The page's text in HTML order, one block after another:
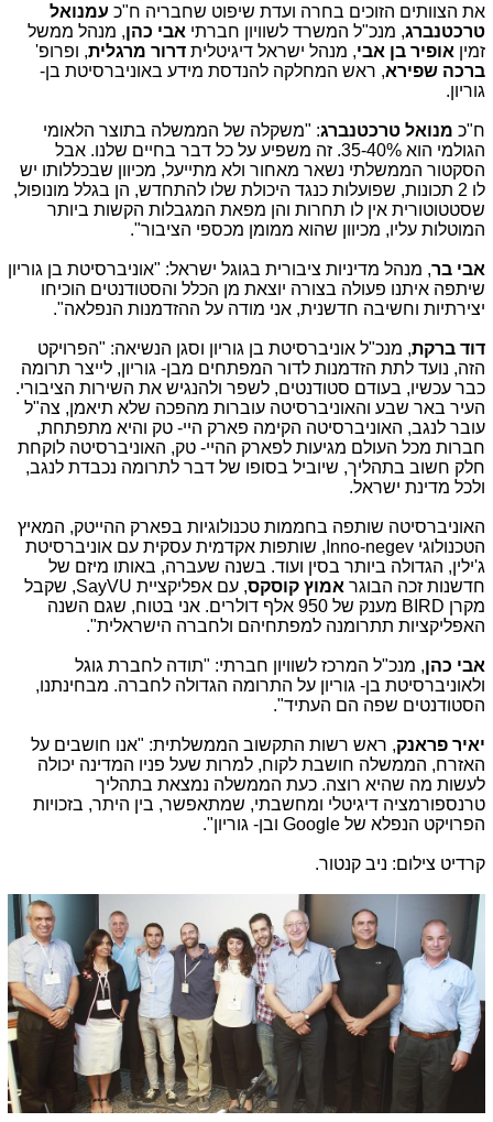
את הצוותים הזוכים בחרה ועדת שיפוט שחבריה ח"כ עמנואל
טרכטנברג, מנכ"ל המשרד לשוויון חברתי אבי כהן, מנהל ממשל
זמין אופיר בן אבי, מנהל ישראל דיגיטלית דרור מרגלית, ופרופ'
ברכה שפירא, ראש המחלקה להנדסת מידע באוניברסיטת בן-
גוריון.
ח"כ מנואל טרכטנברג: "משקלה של הממשלה בתוצר הלאומי
הגולמי הוא 35-40%. זה משפיע על כל דבר בחיים שלנו. אבל
הסקטור הממשלתי נשאר מאחור ולא מתייעל, מכיוון שבכללותו יש
לו 2 תכונות, שפועלות כנגד היכולת שלו להתחדש, הן בגלל מונופול,
שסטטוטורית אין לו תחרות והן מפאת המגבלות הקשות ביותר
המוטלות עליו, מכיוון שהוא ממומן מכספי הציבור".
אבי בר, מנהל מדיניות ציבורית בגוגל ישראל: "אוניברסיטת בן גוריון
שיתפה איתנו פעולה בצורה יוצאת מן הכלל והסטודנטים הוכיחו
יצירתיות וחשיבה חדשנית, אני מודה על ההזדמנות הנפלאה".
דוד ברקת, מנכ"ל אוניברסיטת בן גוריון וסגן הנשיאה: "הפרויקט
הזה, נועד לתת הזדמנות לדור המפתחים מבן- גוריון, לייצר תרומה
כבר עכשיו, בעודם סטודנטים, לשפר ולהנגיש את השירות הציבורי.
העיר באר שבע והאוניברסיטה עוברות מהפכה שלא תיאמן, צה"ל
עובר לנגב, האוניברסיטה הקימה פארק היי- טק והיא מתפתחת,
חברות מכל העולם מגיעות לפארק ההיי- טק, האוניברסיטה לוקחת
חלק חשוב בתהליך, שיוביל בסופו של דבר לתרומה נכבדת לנגב,
ולכל מדינת ישראל.
האוניברסיטה שותפה בחממות טכנולוגיות בפארק ההייטק, המאיץ
הטכנולוגי Inno-negev , שותפות אקדמית עסקית עם אוניברסיטת
ג'ילין, הגדולה ביותר בסין ועוד. בשנה שעברה, באותו מיזם של
חדשנות זכה הבוגר אמוץ קוסקס, עם אפליקציית SayVU, שקבל
מקרן BIRD
מענק של 950 אלף דולרים. אני בטוח, שגם השנה
האפליקציות תתרומנה למפתחיהם ולחברה הישראלית".
אבי כהן, מנכ"ל המרכז לשוויון חברתי: "תודה לחברת גוגל
ולאוניברסיטת בן- גוריון על התרומה הגדולה לחברה. מבחינתנו,
הסטודנטים שפה הם העתיד".
יאיר פראנק, ראש רשות התקשוב הממשלתית: "אנו חושבים על
האזרח, הממשלה חושבת לקוח, למרות שעל פניו המדינה יכולה
לעשות מה שהיא רוצה. כעת הממשלה נמצאת בתהליך
טרנספורמציה דיגיטלי ומחשבתי, שמתאפשר, בין היתר, בזכויות
הפרויקט הנפלא של Google ובן- גוריון".
קרדיט צילום: ניב קנטור.